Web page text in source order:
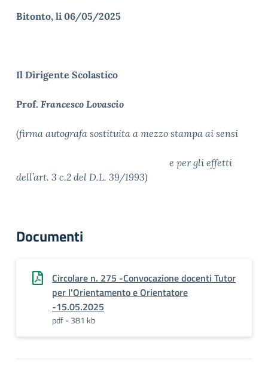
Bitonto, li 06/05/2025
Il Dirigente Scolastico
Prof. Francesco Lovascio
(firma autografa sostituita a mezzo stampa ai sensi
e per gli effetti
dell’art. 3 c.2 del D.L. 39/1993)
Documenti
Circolare n. 275 -Convocazione docenti Tutor
per l'Orientamento e Orientatore
-15.05.2025
pdf - 381 kb